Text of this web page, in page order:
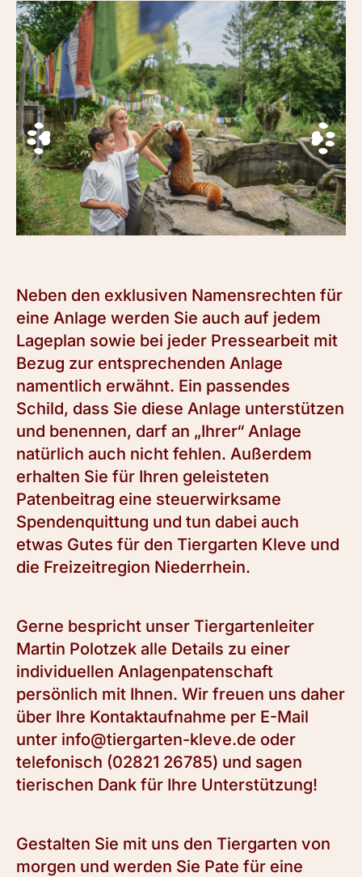
Neben den exklusiven Namensrechten für
eine Anlage werden Sie auch auf jedem
Lageplan sowie bei jeder Pressearbeit mit
Bezug zur entsprechenden Anlage
namentlich erwähnt. Ein passendes
Schild, dass Sie diese Anlage unterstützen
und benennen, darf an „Ihrer“ Anlage
natürlich auch nicht fehlen. Außerdem
erhalten Sie für Ihren geleisteten
Patenbeitrag eine steuerwirksame
Spendenquittung und tun dabei auch
etwas Gutes für den Tiergarten Kleve und
die Freizeitregion Niederrhein.
Gerne bespricht unser Tiergartenleiter
Martin Polotzek alle Details zu einer
individuellen Anlagenpatenschaft
persönlich mit Ihnen. Wir freuen uns daher
über Ihre Kontaktaufnahme per E-Mail
unter info@tiergarten-kleve.de oder
telefonisch (02821 26785) und sagen
tierischen Dank für Ihre Unterstützung!
Gestalten Sie mit uns den Tiergarten von
morgen und werden Sie Pate für eine